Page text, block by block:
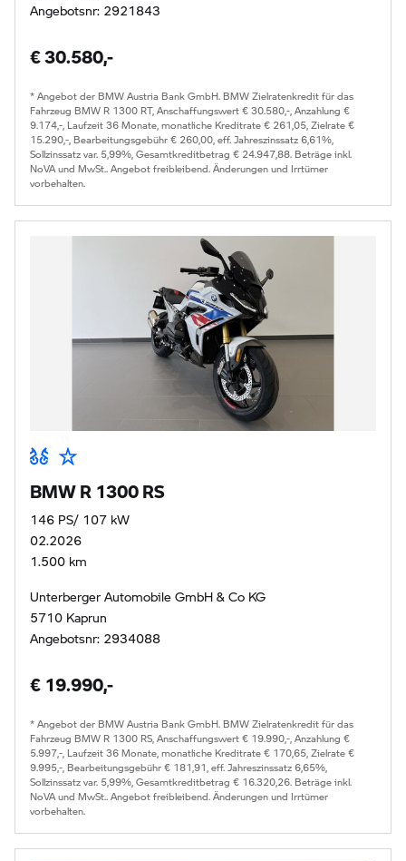
Angebotsnr: 2921843
€ 30.580,-
* Angebot der BMW Austria Bank GmbH. BMW Zielratenkredit für das
Fahrzeug BMW R 1300 RT, Anschaffungswert € 30.580,-, Anzahlung €
9.174,-, Laufzeit 36 Monate, monatliche Kreditrate € 261,05, Zielrate €
15.290,-, Bearbeitungsgebühr € 260,00, eff. Jahreszinssatz 6,61%,
Sollzinssatz var. 5,99%, Gesamtkreditbetrag € 24.947,88. Beträge inkl.
NoVA und MwSt.. Angebot freibleibend. Änderungen und Irrtümer
vorbehalten.
BMW R 1300 RS
146 PS/ 107 kW
02.2026
1.500 km
Unterberger Automobile GmbH & Co KG
5710 Kaprun
Angebotsnr: 2934088
€ 19.990,-
* Angebot der BMW Austria Bank GmbH. BMW Zielratenkredit für das
Fahrzeug BMW R 1300 RS, Anschaffungswert € 19.990,-, Anzahlung €
5.997,-, Laufzeit 36 Monate, monatliche Kreditrate € 170,65, Zielrate €
9.995,-, Bearbeitungsgebühr € 181,91, eff. Jahreszinssatz 6,65%,
Sollzinssatz var. 5,99%, Gesamtkreditbetrag € 16.320,26. Beträge inkl.
NoVA und MwSt.. Angebot freibleibend. Änderungen und Irrtümer
vorbehalten.